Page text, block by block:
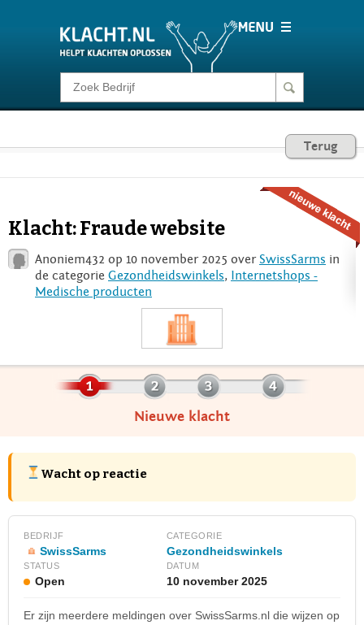
Klacht melden
Consumentenrecht
Login
Terug
Klacht: Fraude website
Anoniem432 op 10 november 2025 over SwissSarms in
de categorie Gezondheidswinkels, Internetshops -
Medische producten
Nieuwe klacht
Wacht op reactie
BEDRIJF
SwissSarms
CATEGORIE
Gezondheidswinkels
STATUS
Open
DATUM
10 november 2025
Er zijn meerdere meldingen over SwissSarms.nl die wijzen op